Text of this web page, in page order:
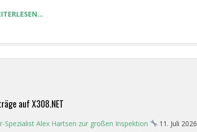
auf X308.NET
Spezialist Alex Hartsen zur großen Inspektion
11. Juli 2026